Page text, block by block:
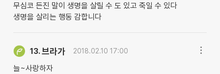
무심코 든진 말이 생명을 살릴 수 도 있고 죽일 수 있다
생명을 살리는 행동 감합니다
13.브라가 2018.02.10 17:00
늘~사랑하자